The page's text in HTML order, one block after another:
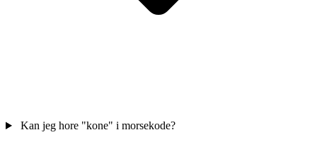
Kan jeg hore "kone" i morsekode?